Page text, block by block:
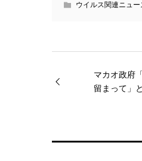
ウイルス関連ニュ
マカオ政府
留まって」